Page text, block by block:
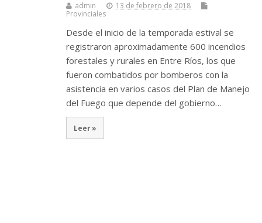
admin
13 de febrero de 2018
Provinciales
Desde el inicio de la temporada estival se
registraron aproximadamente 600 incendios
forestales y rurales en Entre Ríos, los que
fueron combatidos por bomberos con la
asistencia en varios casos del Plan de Manejo
del Fuego que depende del gobierno…
Leer »